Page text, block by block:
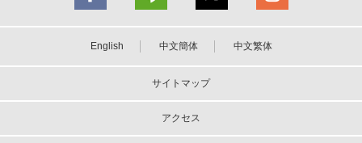
English 中文簡体 中文繁体
サイトマップ
アクセス